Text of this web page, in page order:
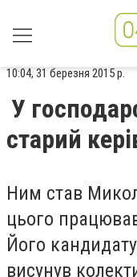
10:04, 31 березня 2015 р.
У
старий
Ним став
цього
Його
висунув